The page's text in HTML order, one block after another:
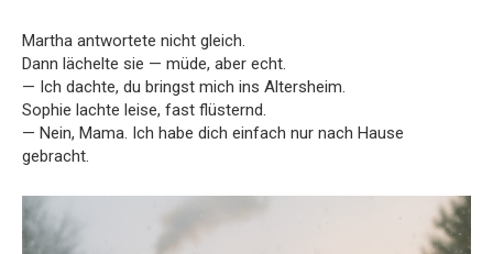
Martha antwortete nicht gleich.
Dann lächelte sie — müde, aber echt.
— Ich dachte, du bringst mich ins Altersheim.
Sophie lachte leise, fast flüsternd.
— Nein, Mama. Ich habe dich einfach nur nach Hause
gebracht.